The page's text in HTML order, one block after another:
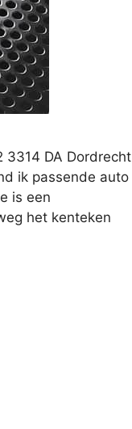
3314 DA Dordrecht
ik passende auto
is een
het kenteken